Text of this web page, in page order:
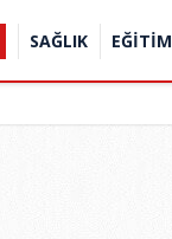
SAĞLIK EĞİTİM